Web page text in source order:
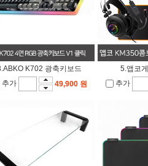
K702 광축키보드
추가
49,900 원
5.앱코
추가